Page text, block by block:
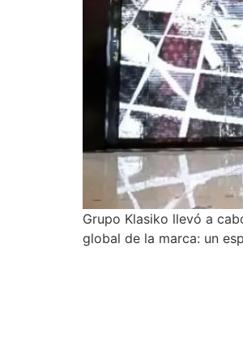
Grupo Klasiko llevó a
global de la marca: un